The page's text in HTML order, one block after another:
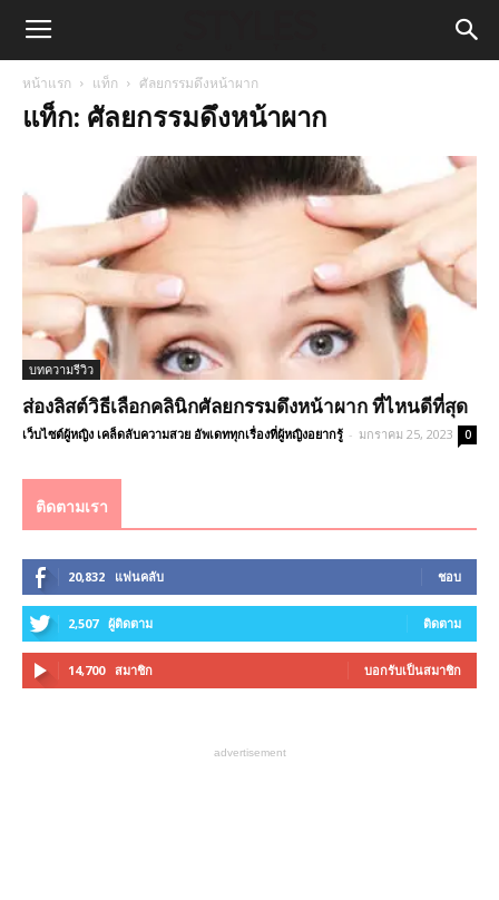
หน้าแรก แท็ก ศัลยกรรมดึงหน้าผาก
แท็ก: ศัลยกรรมดึงหน้าผาก
บทความรีวิว
ส่องลิสต์วิธีเลือกคลินิกศัลยกรรมดึงหน้าผาก ที่ไหนดีที่สุด
เว็บไซต์ผู้หญิง เคล็ดลับความสวย อัพเดททุกเรื่องที่ผู้หญิงอยากรู้ - มกราคม 25, 2023 0
ติดตามเรา
20,832 แฟนคลับ ชอบ
2,507 ผู้ติดตาม ติดตาม
14,700 สมาชิก บอกรับเป็นสมาชิก
advertisement